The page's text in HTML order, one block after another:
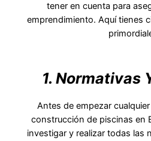
tener en cuenta para
emprendimiento. Aquí tienes
1. Normativas
Antes de empezar
construcción de piscinas en
investigar y realizar todas las